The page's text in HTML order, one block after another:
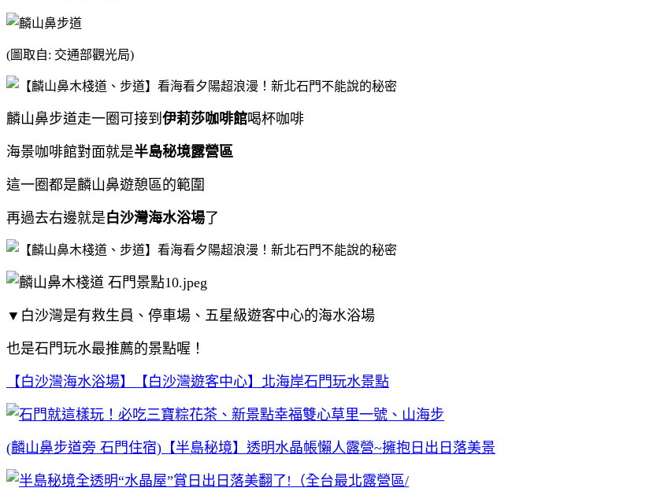
(圖取自: 交通部觀光局)
麟山鼻步道走一圈可接到 伊莉莎咖啡館喝杯咖啡
海景咖啡館對面就是半島秘境露營區
這一圈都是麟山鼻遊憩區的範圍
再過去右邊就是白沙灣海水浴場了
▼白沙灣是有救生員、停車場、五星級遊客中心的海水浴場
也是石門玩水最推薦的景點喔！
【白沙灣海水浴場】【白沙灣遊客中心】北海岸石門玩水景點
(麟山鼻步道旁 石門住宿)【半島秘境】透明水晶帳懶人露營~擁抱日出日落美景